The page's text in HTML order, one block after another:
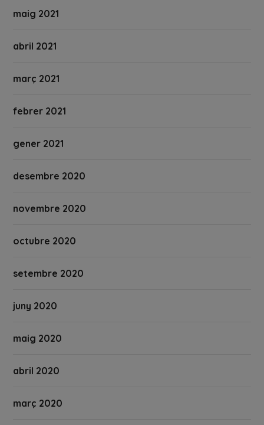
maig 2021
abril 2021
març 2021
febrer 2021
gener 2021
desembre 2020
novembre 2020
octubre 2020
setembre 2020
juny 2020
maig 2020
abril 2020
març 2020